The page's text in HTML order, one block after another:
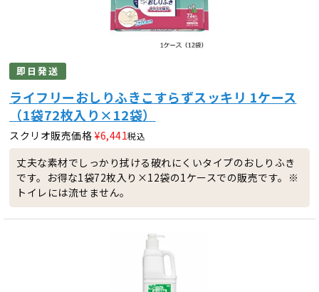
即日発送
ライフリーおしりふきこすらずスッキリ 1ケース
（1袋72枚入り×12袋）
スクリオ販売価格 ¥6,441税込
丈夫な素材でしっかり拭ける破れにくいタイプのおしりふき
です。お得な1袋72枚入り×12袋の1ケースでの販売です。※
トイレには流せません。